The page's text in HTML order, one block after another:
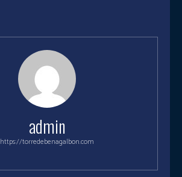
admin
https://torredebenagalbon.com